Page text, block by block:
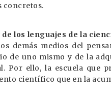
concretos.
los lenguajes de la
demás medios del
de uno mismo y de la
Por ello, la escuela que
científico que en la